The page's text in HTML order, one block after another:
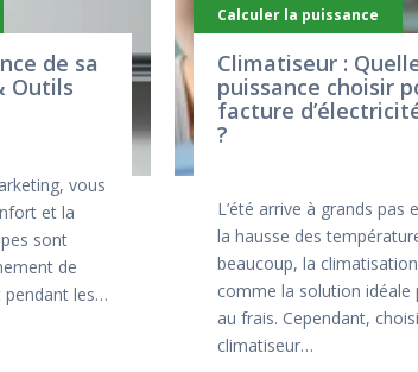
de sa
Outils
vous
et la
sont
de
pendant les…
Calculer la puissance
Climatiseur :
puissance choisir
facture
?
L’été arrive à grands pas
la hausse des
beaucoup, la climatisation
comme la solution idéale
au frais. Cependant,
climatiseur…